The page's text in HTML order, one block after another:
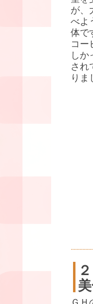
が、
べよ
体で
コー
し
され
りま